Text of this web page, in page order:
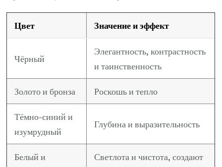
Цвет Значение и эффект
Чёрный
Элегантность, контрастность
и таинственность
Золото и бронза Роскошь и тепло
Тёмно-синий и
изумрудный
Глубина и выразительность
Белый и
Светлота и чистота, создают